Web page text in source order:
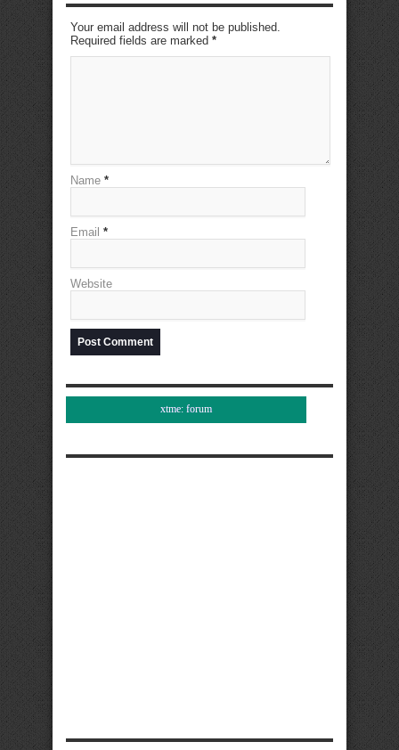
Your email address will not be published.
Required fields are marked *
Name *
Email *
Website
xtme: forum